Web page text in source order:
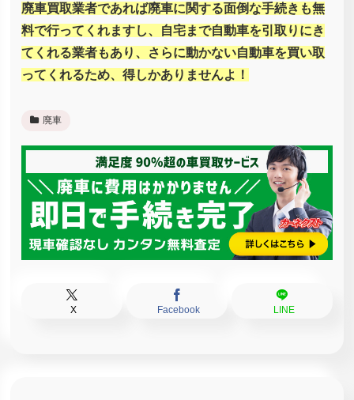
廃車買取業者であれば廃車に関する面倒な手続きも無
料で行ってくれますし、自宅まで自動車を引取りにき
てくれる業者もあり、さらに動かない自動車を買い取
ってくれるため、得しかありませんよ！
廃車
X Facebook LINE